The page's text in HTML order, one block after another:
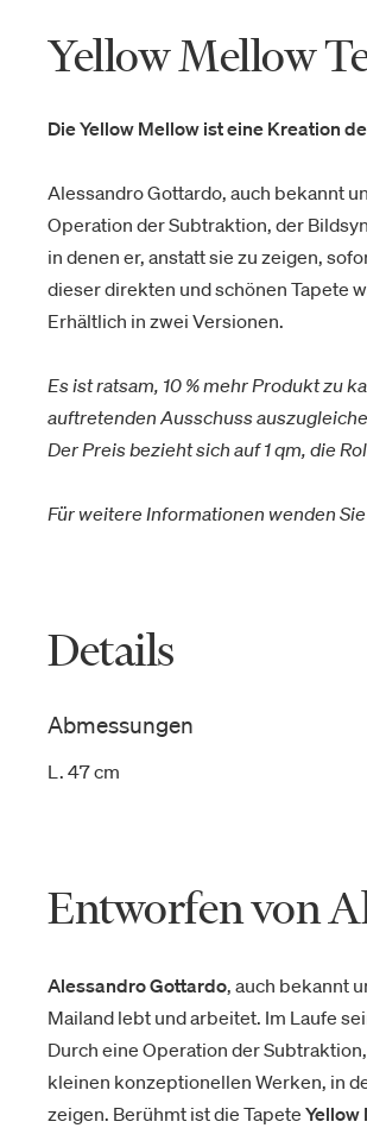
Yellow Mellow
Die Yellow Mellow ist eine Kreation
Alessandro Gottardo, auch bekannt
Operation der Subtraktion, der
in denen er, anstatt sie zu zeigen,
dieser direkten und schönen Tapete
Erhältlich in zwei Versionen.
Es ist ratsam, 10 % mehr Produkt zu
auftretenden Ausschuss
Der Preis bezieht sich auf 1 qm, die
Für weitere Informationen wenden
Details
Abmessungen
L. 47 cm
Entworfen von
Alessandro Gottardo, auch bekannt
Mailand lebt und arbeitet. Im Laufe
Durch eine Operation der
kleinen konzeptionellen Werken, in
zeigen. Berühmt ist die Tapete Yellow